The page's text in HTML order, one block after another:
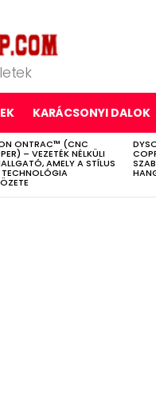
KARÁCSONYI DALOK
ONTRAC™ (CNC
– VEZETÉK NÉLKÜLI
AMELY A STÍLUS
TECHNOLÓGIA